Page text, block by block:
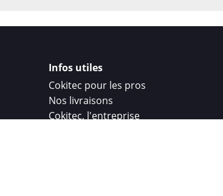
Infos utiles
Cokitec pour les pros
Nos livraisons
Cokitec, l'entreprise